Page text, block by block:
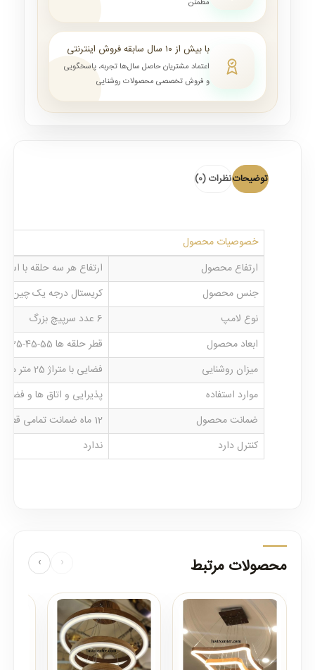
مطمئن
با بیش از ۱۰ سال سابقه فروش اینترنتی
اعتماد مشتریان حاصل سال‌ها تجربه، پاسخگویی
و فروش تخصصی محصولات روشنایی
توضیحاتنظرات (0)
خصوصیات محصول
ارتفاع محصول
ارتفاع هر سه حلقه با استفاده
جنس محصول
کریستال درجه یک چین 12 سانتی و جنس بدنه چوب روس
نوع لامپ
6 عدد سرپیچ بزرگ
ابعاد محصول
قطر حلقه ها 55-45-35
میزان روشنایی
فضایی با متراژ 25 متر مربع را روشن می نماید
موارد استفاده
پذیرایی و اتاق ها و
ضمانت محصول
12 ماه ضمانت تمامی قطعات لوستر
کنترل دارد
ندارد
محصولات مرتبط ‹
›